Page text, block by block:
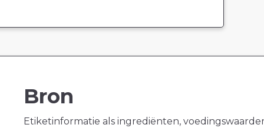
Bron
Etiketinformatie als ingrediënten,